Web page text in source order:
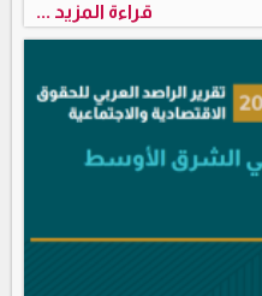
قراءة المزيد ...